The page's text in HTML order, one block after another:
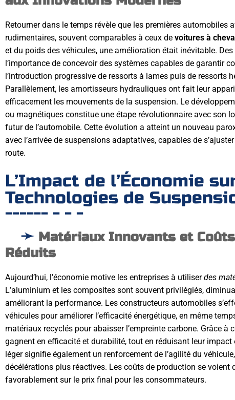
Retourner dans le temps révèle que les premières automobiles
rudimentaires, souvent comparables à ceux de voitures à
et du poids des véhicules, une amélioration était inévitable.
l’importance de concevoir des systèmes capables de garantir
l’introduction progressive de ressorts à lames puis de ressorts
Parallèlement, les amortisseurs hydrauliques ont fait leur
efficacement les mouvements de la suspension. Le
ou magnétiques constitue une étape révolutionnaire avec son
futur de l’automobile. Cette évolution a atteint un nouveau
avec l’arrivée de suspensions adaptatives, capables de
route.
L’Impact de l’Économie
Technologies de
Matériaux Innovants et
Réduits
Aujourd’hui, l’économie motive les entreprises à utiliserdes
L’aluminium et les composites sont souvent privilégiés,
améliorant la performance. Les constructeurs automobiles
véhicules pour améliorer l’efficacité énergétique, en même
matériaux recyclés pour abaisser l’empreinte carbone. Grâce à
gagnent en efficacité et durabilité, tout en réduisant leur
léger signifie également un renforcement de l’agilité du
décélérations plus réactives. Les coûts de production se voient
favorablement sur le prix final pour les consommateurs.